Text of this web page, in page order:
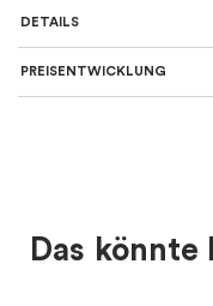
DETAILS
SKU
PREISENTWICKLUNG
Das